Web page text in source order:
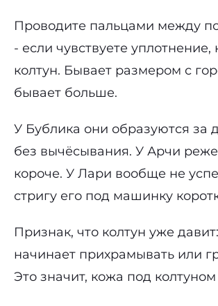
Проводите пальцами между
- если чувствуете уплотнение,
колтун. Бывает размером с
бывает больше.
У Бублика они образуются за
без вычёсывания. У Арчи
короче. У Лари вообще не
стригу его под машинку
Признак, что колтун уже
начинает прихрамывать или
Это значит, кожа под колтуном